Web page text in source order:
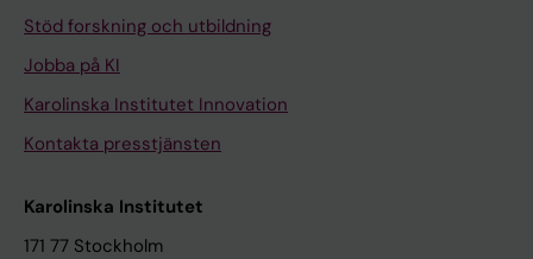
Stöd forskning och utbildning
Jobba på KI
Karolinska Institutet Innovation
Kontakta presstjänsten
Karolinska Institutet
171 77 Stockholm